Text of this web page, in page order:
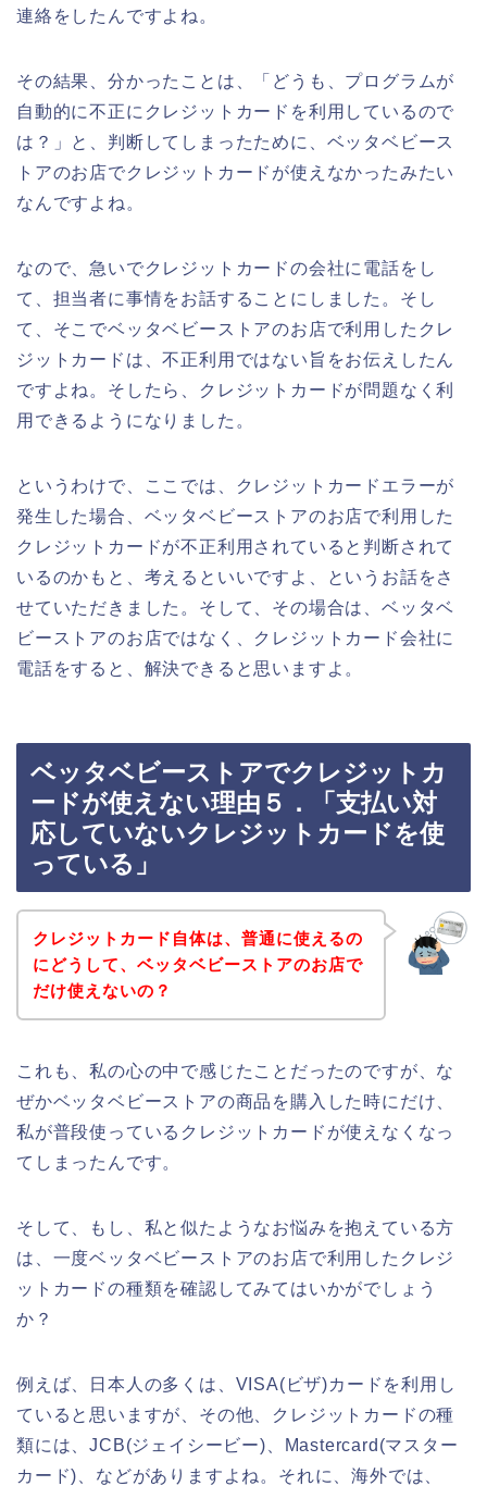
連絡をしたんですよね。
その結果、分かったことは、「どうも、プログラムが
自動的に不正にクレジットカードを利用しているので
は？」と、判断してしまったために、ベッタベビース
トアのお店でクレジットカードが使えなかったみたい
なんですよね。
なので、急いでクレジットカードの会社に電話をし
て、担当者に事情をお話することにしました。そし
て、そこでベッタベビーストアのお店で利用したクレ
ジットカードは、不正利用ではない旨をお伝えしたん
ですよね。そしたら、クレジットカードが問題なく利
用できるようになりました。
というわけで、ここでは、クレジットカードエラーが
発生した場合、ベッタベビーストアのお店で利用した
クレジットカードが不正利用されていると判断されて
いるのかもと、考えるといいですよ、というお話をさ
せていただきました。そして、その場合は、ベッタベ
ビーストアのお店ではなく、クレジットカード会社に
電話をすると、解決できると思いますよ。
ベッタベビーストアでクレジットカ
ードが使えない理由５．「支払い対
応していないクレジットカードを使
っている」
クレジットカード自体は、普通に使えるの
にどうして、ベッタベビーストアのお店で
だけ使えないの？
これも、私の心の中で感じたことだったのですが、な
ぜかベッタベビーストアの商品を購入した時にだけ、
私が普段使っているクレジットカードが使えなくなっ
てしまったんです。
そして、もし、私と似たようなお悩みを抱えている方
は、一度ベッタベビーストアのお店で利用したクレジ
ットカードの種類を確認してみてはいかがでしょう
か？
例えば、日本人の多くは、VISA(ビザ)カードを利用し
ていると思いますが、その他、クレジットカードの種
類には、JCB(ジェイシービー)、Mastercard(マスター
カード)、などがありますよね。それに、海外では、